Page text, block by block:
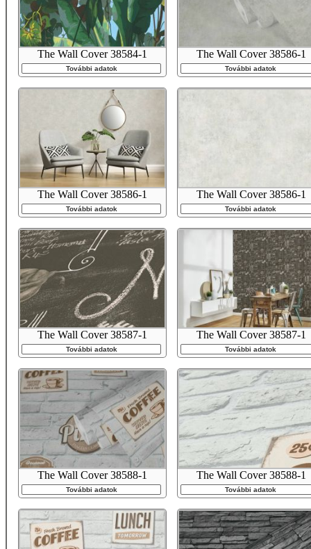
The Wall Cover 38584-1
További adatok
The Wall Cover 38586-1
További adatok
The Wall Cover 38586-1
További adatok
The Wall Cover 38586-1
További adatok
The Wall Cover 38587-1
További adatok
The Wall Cover 38587-1
További adatok
The Wall Cover 38588-1
További adatok
The Wall Cover 38588-1
További adatok